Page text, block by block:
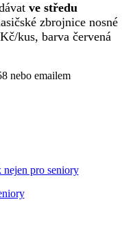
ve středu
zbrojnice nosné
kus, barva červená
nebo emailem
nejen pro seniory